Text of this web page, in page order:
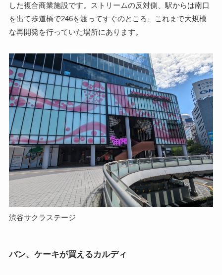
した複合商業施設です。ストリームの反対側、駅からは南口
を出て歩道橋で246を渡ってすぐのところ、これまで大規模
な再開発を行っていた場所にあります。
渋谷サクラステージ
パン、ケーキが買えるカルディ